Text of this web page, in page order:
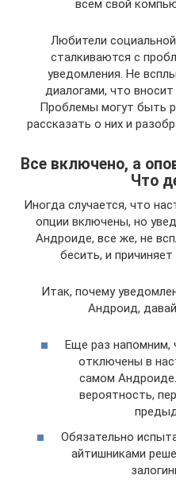
всем свой
Любители
сталкиваются с
уведомления. Не
диалогами, что
Проблемы могут быть
рассказать о них и
Все включено, а
Что
Иногда случается, что
опции включены, но
Андроиде, все же, не
бесить, и
Итак, почему
Андроид,
Еще раз напомним,
отключены в
самом
вероятность,
Обязательно
айтишниками